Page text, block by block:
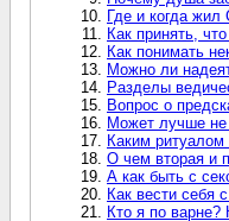
Где и когда жил
Как принять,
Как понимать
Можно ли
Разделы
Вопрос о
Может лучше не
Каким
О чем вторая и
А как быть с
Как вести себя
Кто я по варне?